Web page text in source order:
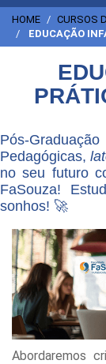
HOME CURSOS
EDUCAÇÃO
Pós-
Pedagógicas,
no seu futuro
FaSouza!
sonhos! 🚀
Abordaremos